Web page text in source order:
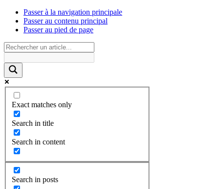
Passer à la navigation principale
Passer au contenu principal
Passer au pied de page
Exact matches only
Search in title
Search in content
Search in posts